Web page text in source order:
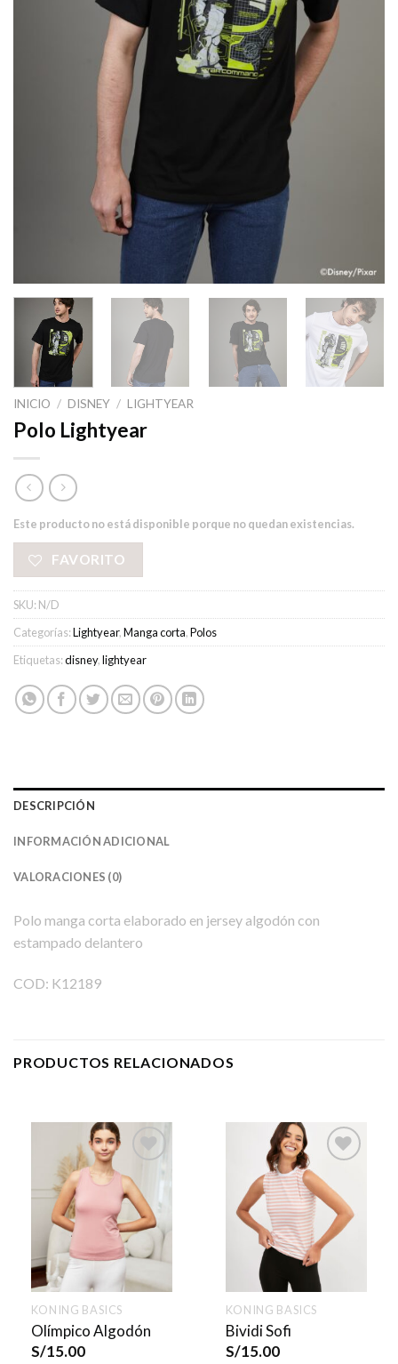
INICIO / DISNEY / LIGHTYEAR
Polo Lightyear
Este producto no está disponible porque no quedan existencias.
FAVORITO
SKU: N/D
Categorías:Lightyear,Manga corta,Polos
Etiquetas:disney,lightyear
DESCRIPCIÓN
INFORMACIÓN ADICIONAL
VALORACIONES (0)
Polo manga corta elaborado en jersey algodón con
estampado delantero
COD: K12189
PRODUCTOS RELACIONADOS
KONING BASICS
Olímpico Algodón
S/15.00
KONING BASICS
Bividi Sofi
S/15.00